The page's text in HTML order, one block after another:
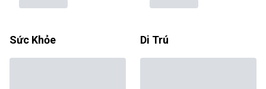
Sức Khỏe Di Trú